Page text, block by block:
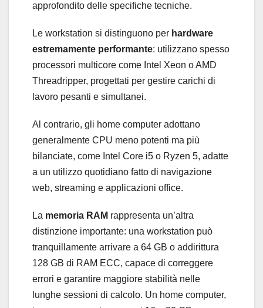
approfondito delle specifiche tecniche.
Le workstation si distinguono per hardware
estremamente performante: utilizzano spesso
processori multicore come Intel Xeon o AMD
Threadripper, progettati per gestire carichi di
lavoro pesanti e simultanei.
Al contrario, gli home computer adottano
generalmente CPU meno potenti ma più
bilanciate, come Intel Core i5 o Ryzen 5, adatte
a un utilizzo quotidiano fatto di navigazione
web, streaming e applicazioni office.
La memoria RAM rappresenta un’altra
distinzione importante: una workstation può
tranquillamente arrivare a 64 GB o addirittura
128 GB di RAM ECC, capace di correggere
errori e garantire maggiore stabilità nelle
lunghe sessioni di calcolo. Un home computer,